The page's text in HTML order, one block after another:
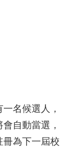
名候選人，
自動當選，
冊為下一屆校